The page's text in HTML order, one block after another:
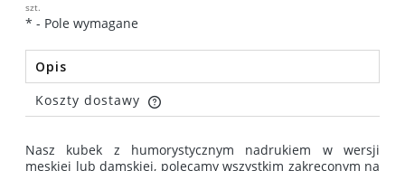
szt.
* - Pole wymagane
Opis
Koszty dostawy
Cena nie zawiera ewentualnych kosztów płatności
Nasz kubek z humorystycznym nadrukiem w wersji
męskiej lub damskiej, polecamy wszystkim zakręconym na